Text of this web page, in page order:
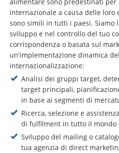
internazionale a causa delle loro
sono simili in tutti i paesi. Siamo
sviluppo e nel controllo del tuo
corrispondenza o basata sul
un'implementazione dinamica
internazionalizzazione:
Analisi dei gruppi target,
target principali,
in base ai segmenti di
Ricerca, selezione e
di fulfilment in tutto il mondo
Sviluppo del mailing o
tua agenzia di direct